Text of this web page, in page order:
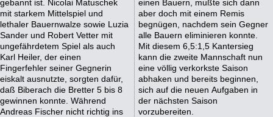
gebannt ist. Nicolai Matuschek
mit starkem Mittelspiel und
lethaler Bauernwalze sowie Luzia
Sander und Robert Vetter mit
ungefährdetem Spiel als auch
Karl Heiler, der einen
Fingerfehler seiner Gegnerin
eiskalt ausnutzte, sorgten dafür,
daß Biberach die Bretter 5 bis 8
gewinnen konnte. Während
Andreas Fischer nicht richtig ins
einen Bauern, mußte sich dann
aber doch mit einem Remis
begnügen, nachdem sein Gegner
alle Bauern eliminieren konnte.
Mit diesem 6,5:1,5 Kantersieg
kann die zweite Mannschaft nun
eine völlig verkorkste Saison
abhaken und bereits beginnen,
sich auf die neuen Aufgaben in
der nächsten Saison
vorzubereiten.